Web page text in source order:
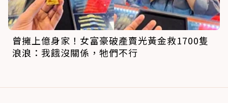
曾擁上億身家！女富豪破產賣光黃金救1700隻
浪浪：我餓沒關係，牠們不行